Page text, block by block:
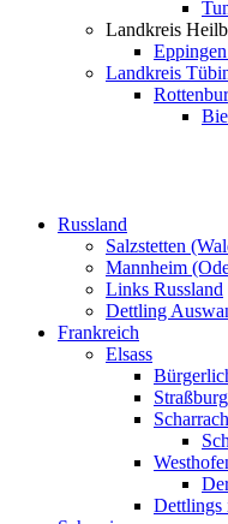
Landkreis
Landkreis
Russland
Salzstetten
Mannheim
Links Russland
Dettling
Frankreich
Elsass
Straßburg
Dettlings